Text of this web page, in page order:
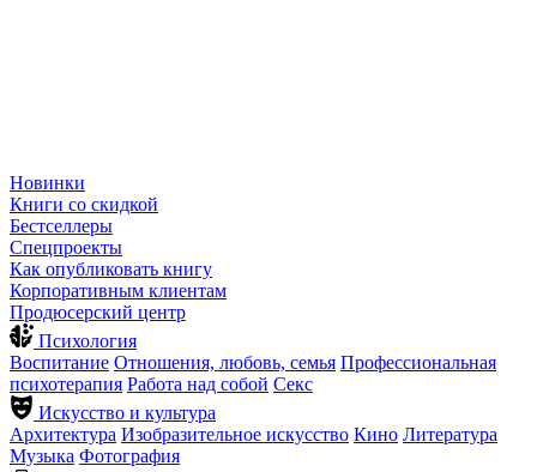
Новинки
Книги со скидкой
Бестселлеры
Спецпроекты
Как опубликовать книгу
Корпоративным клиентам
Продюсерский центр
Психология
Воспитание Отношения, любовь, семья Профессиональная
психотерапия Работа над собой Секс
Искусство и культура
Архитектура Изобразительное искусство Кино Литература
Музыка Фотография